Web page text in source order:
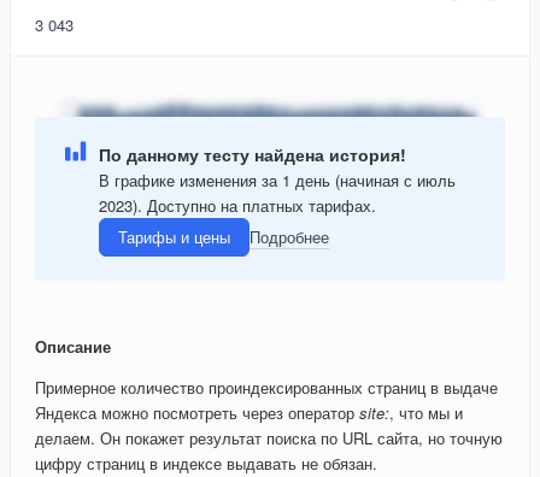
3 043
По данному тесту найдена история!
В графике изменения за 1 день (начиная с июль
2023). Доступно на платных тарифах.
Тарифы и цены
Подробнее
Описание
Примерное количество проиндексированных страниц в выдаче
Яндекса можно посмотреть через оператор site:, что мы и
делаем. Он покажет результат поиска по URL сайта, но точную
цифру страниц в индексе выдавать не обязан.